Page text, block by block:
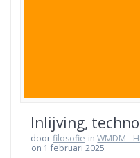
Inlijving,
doorfilosofie inWMDM -
on 1 februari 2025